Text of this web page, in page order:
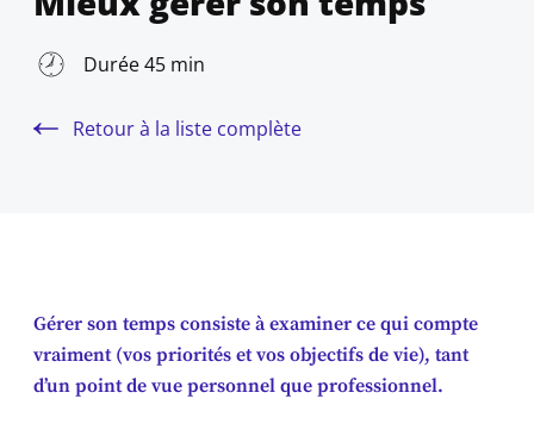
Durée 45 min
Retour à la liste complète
Gérer son temps consiste à examiner ce qui compte
vraiment (vos priorités et vos objectifs de vie), tant
d’un point de vue personnel que professionnel.